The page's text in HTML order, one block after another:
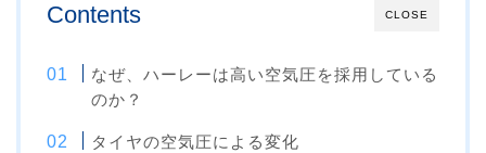
CLOSE
Contents
なぜ、ハーレーは高い空気圧を採用している
のか？
タイヤの空気圧による変化